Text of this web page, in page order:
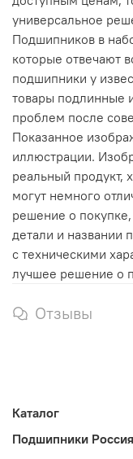
универсальное
Подшипников в
которые отвечают
подшипники у
товары подлинные
проблем после
Показанное
иллюстрации.
реальный продукт,
могут немного
решение о
детали и названии
с техническими
лучшее решение о
Отзывы
Каталог
Подшипники